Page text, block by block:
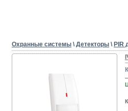
Охранные системы \ Детекторы \ PIR